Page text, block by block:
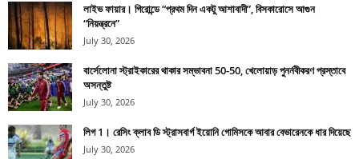
লাইভ ফায়ার। গিরোন্ডে “প্রথম দিন একটু আশাবাদী”, বিসকারোসে আগুন
“নিয়ন্ত্রনে”
July 30, 2026
বার্সেলোনা স্ট্রাইকারের থাকার সম্ভাবনা 50-50, খেলোয়াড় পুনর্নবীকরণ প্রস্তাবে
অসন্তুষ্ট
July 30, 2026
লিগ 1। রেসিং ক্লাব ডি স্ট্রাসবার্গ ইয়োনি গোমিসকে আবার বেভারেনকে ধার দিয়েছে
July 30, 2026